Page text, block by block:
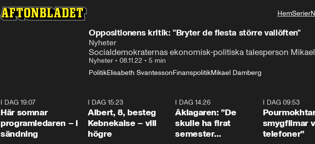
HemSerier
Oppositionens kritik: "Bryter de flesta större vallöften"
Nyheter
Socialdemokraternas ekonomisk-politiska talesperson
Nyheter • 08.11.22 • 5 min
PolitikElisabeth SvantessonFinanspolitikMikael Damberg
I DAG 19:07
Här somnar
programledaren – i
sändning
I DAG 15:23
Albert, 8, besteg
Kebnekaise – vill
högre
I DAG 14:26
Åklagaren: ”De
skulle ha firat
semester
I DAG 09:53
smygfilmar
telefoner”